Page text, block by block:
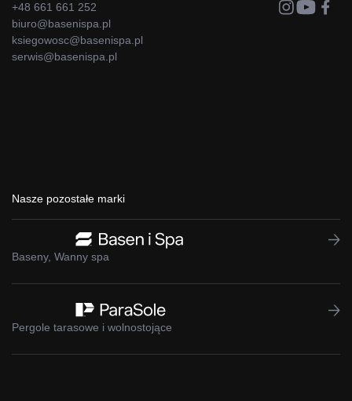
+48 661 661 252
biuro@basenispa.pl
ksiegowosc@basenispa.pl
serwis@basenispa.pl
Nasze pozostałe marki
Baseny, Wanny spa
Pergole tarasowe i wolnostojące